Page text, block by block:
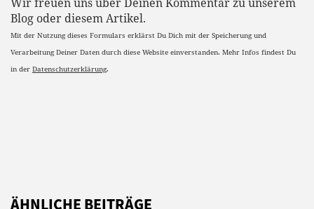
Wir freuen uns über Deinen Kommentar zu unserem
Blog oder diesem Artikel.
Mit der Nutzung dieses Formulars erklärst Du Dich mit der Speicherung und
Verarbeitung Deiner Daten durch diese Website einverstanden. Mehr Infos findest Du
in der Datenschutzerklärung.
ÄHNLICHE BEITRÄGE